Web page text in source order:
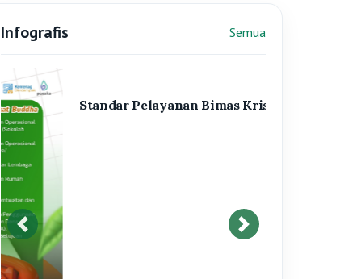
Infografis Semua
Standar Pelayanan Bimas Kristen
Infografis sebelumnya
Informasi
Pengumuman Seleski PPIH Kloter
dan Arab Saudi
25 November 2025